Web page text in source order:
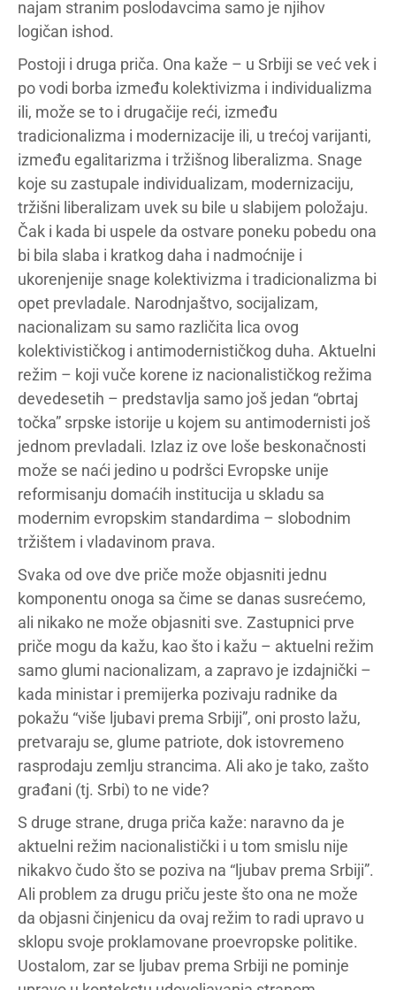
najam stranim poslodavcima samo je njihov
logičan ishod.
Postoji i druga priča. Ona kaže – u Srbiji se već vek i
po vodi borba između kolektivizma i individualizma
ili, može se to i drugačije reći, između
tradicionalizma i modernizacije ili, u trećoj varijanti,
između egalitarizma i tržišnog liberalizma. Snage
koje su zastupale individualizam, modernizaciju,
tržišni liberalizam uvek su bile u slabijem položaju.
Čak i kada bi uspele da ostvare poneku pobedu ona
bi bila slaba i kratkog daha i nadmoćnije i
ukorenjenije snage kolektivizma i tradicionalizma bi
opet prevladale. Narodnjaštvo, socijalizam,
nacionalizam su samo različita lica ovog
kolektivističkog i antimodernističkog duha. Aktuelni
režim – koji vuče korene iz nacionalističkog režima
devedesetih – predstavlja samo još jedan “obrtaj
točka” srpske istorije u kojem su antimodernisti još
jednom prevladali. Izlaz iz ove loše beskonačnosti
može se naći jedino u podršci Evropske unije
reformisanju domaćih institucija u skladu sa
modernim evropskim standardima – slobodnim
tržištem i vladavinom prava.
Svaka od ove dve priče može objasniti jednu
komponentu onoga sa čime se danas susrećemo,
ali nikako ne može objasniti sve. Zastupnici prve
priče mogu da kažu, kao što i kažu – aktuelni režim
samo glumi nacionalizam, a zapravo je izdajnički –
kada ministar i premijerka pozivaju radnike da
pokažu “više ljubavi prema Srbiji”, oni prosto lažu,
pretvaraju se, glume patriote, dok istovremeno
rasprodaju zemlju strancima. Ali ako je tako, zašto
građani (tj. Srbi) to ne vide?
S druge strane, druga priča kaže: naravno da je
aktuelni režim nacionalistički i u tom smislu nije
nikakvo čudo što se poziva na “ljubav prema Srbiji”.
Ali problem za drugu priču jeste što ona ne može
da objasni činjenicu da ovaj režim to radi upravo u
sklopu svoje proklamovane proevropske politike.
Uostalom, zar se ljubav prema Srbiji ne pominje